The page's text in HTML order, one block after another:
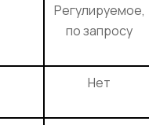
Регулируемое,
по запросу
Нет